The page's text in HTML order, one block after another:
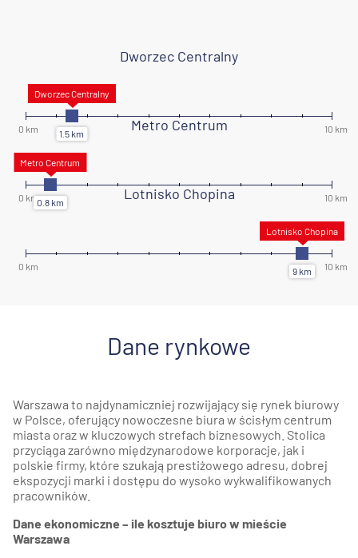
Dworzec Centralny
Metro Centrum
Lotnisko Chopina
Dane rynkowe
Warszawa to najdynamiczniej rozwijający się rynek biurowy
w Polsce, oferujący nowoczesne biura w ścisłym centrum
miasta oraz w kluczowych strefach biznesowych. Stolica
przyciąga zarówno międzynarodowe korporacje, jak i
polskie firmy, które szukają prestiżowego adresu, dobrej
ekspozycji marki i dostępu do wysoko wykwalifikowanych
pracowników.
Dane ekonomiczne – ile kosztuje biuro w mieście
Warszawa